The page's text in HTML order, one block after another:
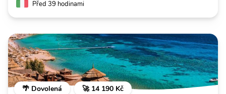
Před 39 hodinami
🌴 Dovolená 🚀 14 190 Kč